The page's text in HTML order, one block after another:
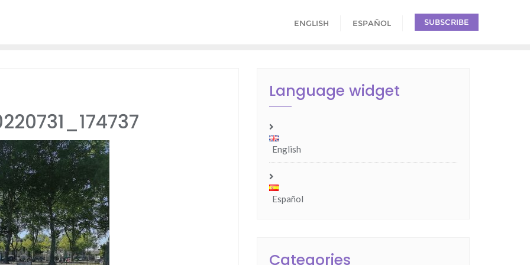
ENGLISH ESPAÑOL SUBSCRIBE
Language widget
English
Español
Categories